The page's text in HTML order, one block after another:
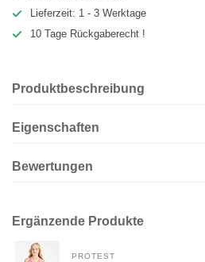
Lieferzeit: 1 - 3 Werktage
10 Tage Rückgaberecht !
Produktbeschreibung
Eigenschaften
Bewertungen
Ergänzende Produkte
PROTEST